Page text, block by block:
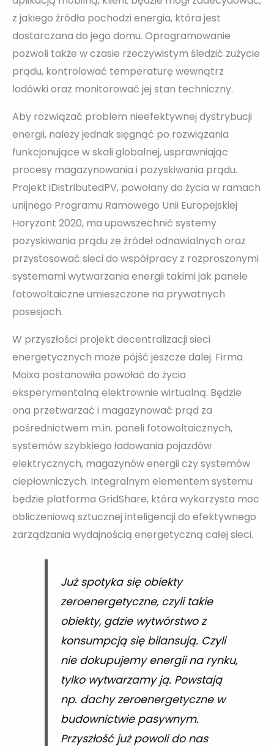
z jakiego źródła pochodzi energia, która jest
dostarczana do jego domu. Oprogramowanie
pozwoli także w czasie rzeczywistym śledzić zużycie
prądu, kontrolować temperaturę wewnątrz
lodówki oraz monitorować jej stan techniczny.
Aby rozwiązać problem nieefektywnej dystrybucji
energii, należy jednak sięgnąć po rozwiązania
funkcjonujące w skali globalnej, usprawniając
procesy magazynowania i pozyskiwania prądu.
Projekt iDistributedPV, powołany do życia w ramach
unijnego Programu Ramowego Unii Europejskiej
Horyzont 2020, ma upowszechnić systemy
pozyskiwania prądu ze źródeł odnawialnych oraz
przystosować sieci do współpracy z rozproszonymi
systemami wytwarzania energii takimi jak panele
fotowoltaiczne umieszczone na prywatnych
posesjach.
W przyszłości projekt decentralizacji sieci
energetycznych może pójść jeszcze dalej. Firma
Moixa postanowiła powołać do życia
eksperymentalną elektrownie wirtualną. Będzie
ona przetwarzać i magazynować prąd za
pośrednictwem m.in. paneli fotowoltaicznych,
systemów szybkiego ładowania pojazdów
elektrycznych, magazynów energii czy systemów
ciepłowniczych. Integralnym elementem systemu
będzie platforma GridShare, która wykorzysta moc
obliczeniową sztucznej inteligencji do efektywnego
zarządzania wydajnością energetyczną całej sieci.
Już spotyka się obiekty
zeroenergetyczne, czyli takie
obiekty, gdzie wytwórstwo z
konsumpcją się bilansują. Czyli
nie dokupujemy energii na rynku,
tylko wytwarzamy ją. Powstają
np. dachy zeroenergetyczne w
budownictwie pasywnym.
Przyszłość już powoli do nas